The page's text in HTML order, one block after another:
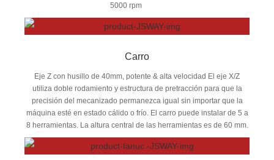
5000 rpm
Carro
Eje Z con husillo de 40mm, potente & alta velocidad El eje X/Z
utiliza doble rodamiento y estructura de pretracción para que la
precisión del mecanizado permanezca igual sin importar que la
máquina esté en estado cálido o frío. El carro puede instalar de 5 a
8 herramientas. La altura central de las herramientas es de 60 mm.